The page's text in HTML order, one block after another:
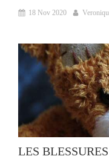
18 Nov 2020
LES